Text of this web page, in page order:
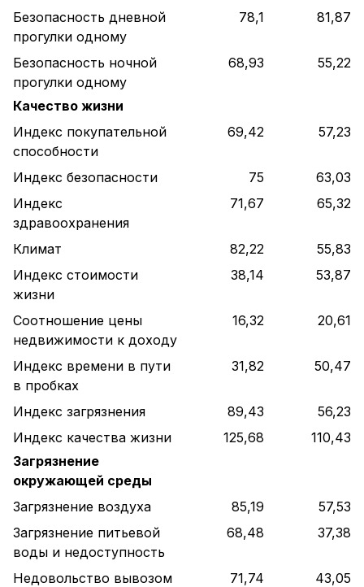
Безопасность дневной
прогулки одному
78,1 81,87
Безопасность ночной
прогулки одному
68,93 55,22
Качество жизни
Индекс покупательной
способности
69,42 57,23
Индекс безопасности 75
63,03
Индекс
здравоохранения
71,67 65,32
Климат 82,22
55,83
Индекс стоимости
жизни
38,14 53,87
Соотношение цены
недвижимости к доходу
16,32 20,61
Индекс времени в пути
в пробках
31,82 50,47
Индекс загрязнения 89,43
56,23
Индекс качества жизни
125,68
110,43
Загрязнение
окружающей среды
Загрязнение воздуха
85,19
57,53
Загрязнение питьевой
воды и недоступность
68,48 37,38
Недовольство вывозом
71,74 43,05